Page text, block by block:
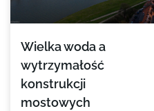
Wielka woda a
wytrzymałość
konstrukcji
mostowych